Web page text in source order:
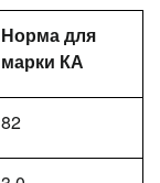
Норма для
марки КА
82